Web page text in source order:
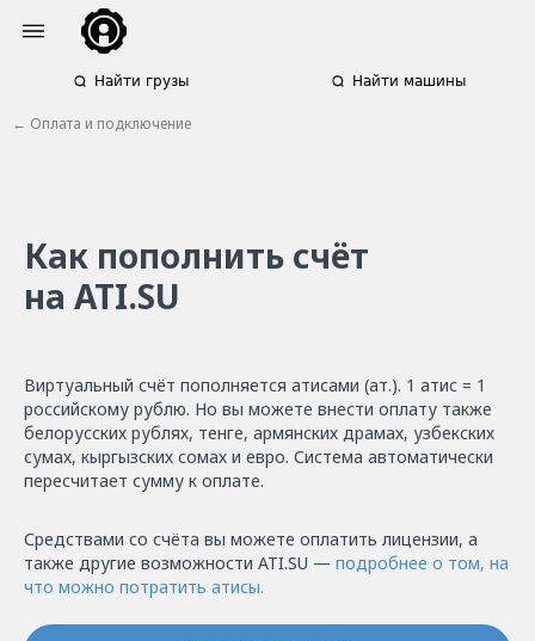
Найти грузы Найти машины
← Оплата и подключение
Как пополнить счёт
на ATI.SU
Виртуальный счёт пополняется атисами (ат.). 1 атис = 1
российскому рублю. Но вы можете внести оплату также
белорусских рублях, тенге, армянских драмах, узбекских
сумах, кыргызских сомах и евро. Система автоматически
пересчитает сумму к оплате.
Средствами со счёта вы можете оплатить лицензии, а
также другие возможности ATI.SU — подробнее о том, на
что можно потратить атисы.